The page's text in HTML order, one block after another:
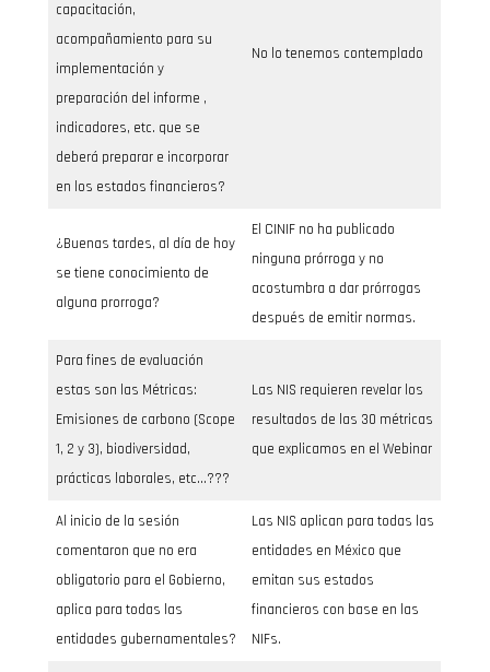
capacitación,
acompañamiento para su
implementación y
preparación del informe ,
indicadores, etc. que se
deberá preparar e incorporar
en los estados financieros?
No lo tenemos contemplado
¿Buenas tardes, al día de hoy
se tiene conocimiento de
alguna prorroga?
El CINIF no ha publicado
ninguna prórroga y no
acostumbra a dar prórrogas
después de emitir normas.
Para fines de evaluación
estas son las Métricas:
Emisiones de carbono (Scope
1, 2 y 3), biodiversidad,
prácticas laborales, etc…???
Las NIS requieren revelar los
resultados de las 30 métricas
que explicamos en el Webinar
Al inicio de la sesión
comentaron que no era
obligatorio para el Gobierno,
aplica para todas las
entidades gubernamentales?
Las NIS aplican para todas las
entidades en México que
emitan sus estados
financieros con base en las
NIFs.